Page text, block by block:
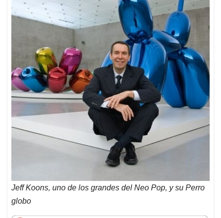
Jeff Koons, uno de los grandes del Neo Pop, y su Perro
globo